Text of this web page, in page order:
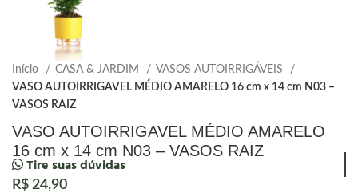
Início CASA & JARDIM
VASOS AUTOIRRIGÁVEIS
VASO AUTOIRRIGAVEL MÉDIO AMARELO 16 cm x 14 cm N03 –
VASOS RAIZ
VASO AUTOIRRIGAVEL MÉDIO AMARELO
16 cm x 14 cm N03 – VASOS RAIZ
Tire suas dúvidas
R$ 24,90